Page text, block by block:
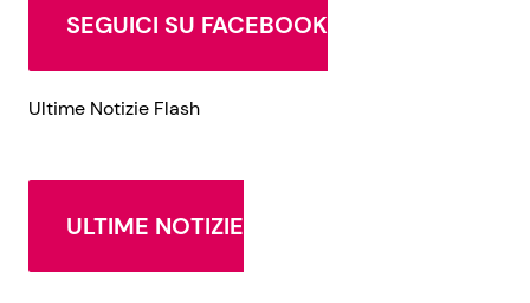
SEGUICI SU FACEBOOK
Ultime Notizie Flash
ULTIME NOTIZIE